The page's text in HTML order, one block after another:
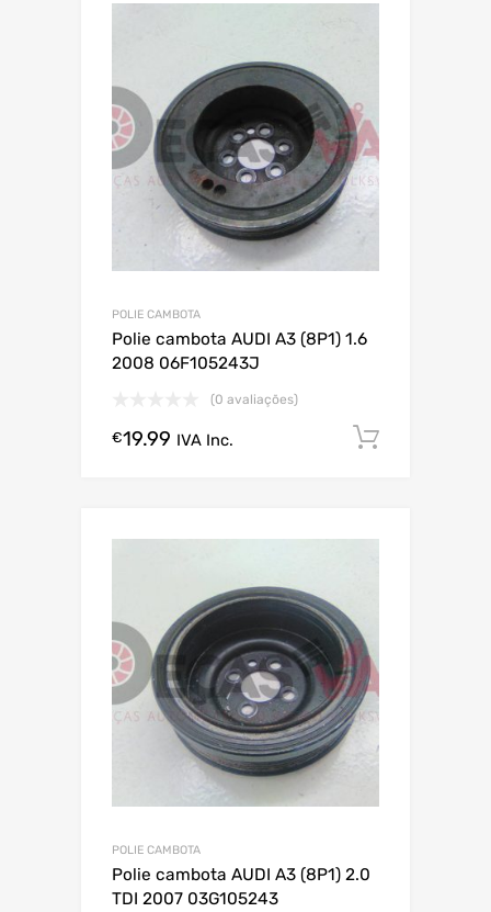
POLIE CAMBOTA
Polie cambota AUDI A3 (8P1) 1.6
2008 06F105243J
(0 avaliações)
€19.99 IVA Inc.
POLIE CAMBOTA
Polie cambota AUDI A3 (8P1) 2.0
TDI 2007 03G105243